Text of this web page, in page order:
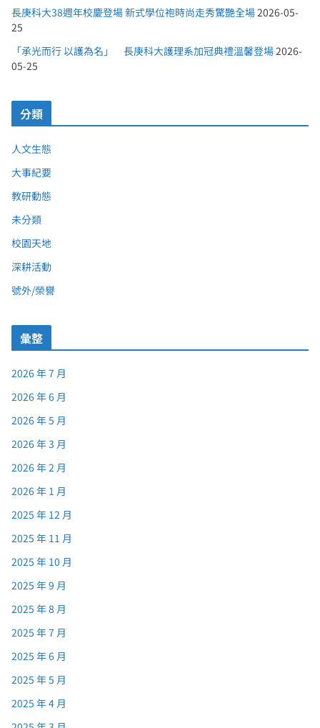
長庚科大38週年校慶登場 新式學位袍時尚走秀驚艷全場 2026-05-
25
「承光而行 以護為名」 長庚科大護理系加冠典禮溫馨登場 2026-
05-25
分類
人文生態
大事紀要
教研動態
未分類
校園天地
深耕活動
號外/榮譽
彙整
2026 年 7 月
2026 年 6 月
2026 年 5 月
2026 年 3 月
2026 年 2 月
2026 年 1 月
2025 年 12 月
2025 年 11 月
2025 年 10 月
2025 年 9 月
2025 年 8 月
2025 年 7 月
2025 年 6 月
2025 年 5 月
2025 年 4 月